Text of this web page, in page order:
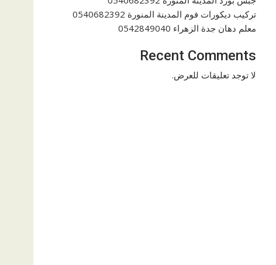
تركيب ديكورات فوم المدينة المنورة 0540682392
معلم دهان جدة الزهراء 0542849040
Recent Comments
لا توجد تعليقات للعرض.